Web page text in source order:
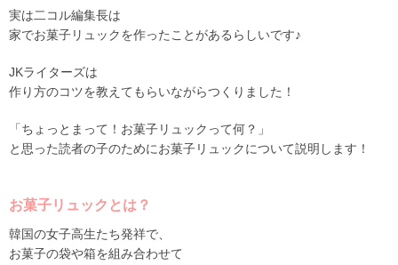
実は二コル編集長は
家でお菓子リュックを作ったことがあるらしいです♪
JKライターズは
作り方のコツを教えてもらいながらつくりました！
「ちょっとまって！お菓子リュックって何？」
と思った読者の子のためにお菓子リュックについて説明します！
お菓子リュックとは？
韓国の女子高生たち発祥で、
お菓子の袋や箱を組み合わせて